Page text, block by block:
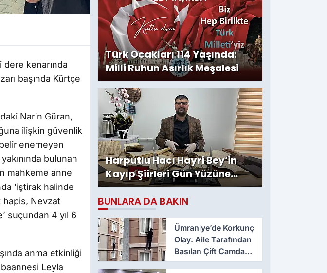
dere kenarında
başında Kürtçe
Narin Güran,
ilişkin güvenlik
bulunan
mahkeme anne
’iştirak halinde
hapis, Nevzat
suçundan 4 yıl 6
anma etkinliği
Leyla
Türk Ocakları 114 Yaşında:
Milli Ruhun Asırlık Meşalesi
Harputlu Hacı Hayri Bey’in
Kayıp Şiirleri Gün Yüzüne
Çıktı
BUNLARA DA BAKIN
Ümraniye’de Korkunç
Olay: Aile Tarafından
Basılan Çift Camdan
Atladı